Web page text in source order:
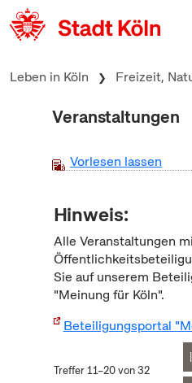
zum Inhalt springen
Leben in Köln Freizeit,
Veranstaltungen
Vorlesen lassen
Hinweis:
Alle Veranstaltungen
Sie auf unserem
"Meinung für Köln".
Beteiligungsportal
Treffer 11–20 von 32